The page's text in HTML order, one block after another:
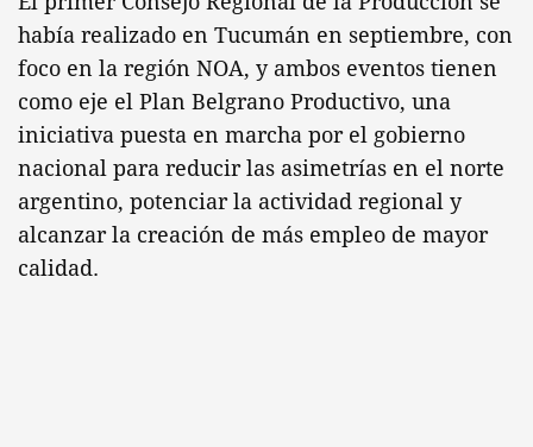
había realizado en Tucumán en septiembre, con
foco en la región NOA, y ambos eventos tienen
como eje el Plan Belgrano Productivo, una
iniciativa puesta en marcha por el gobierno
nacional para reducir las asimetrías en el norte
argentino, potenciar la actividad regional y
alcanzar la creación de más empleo de mayor
calidad.